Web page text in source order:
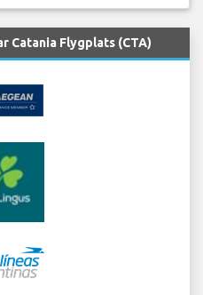
Catania Flygplats (CTA)